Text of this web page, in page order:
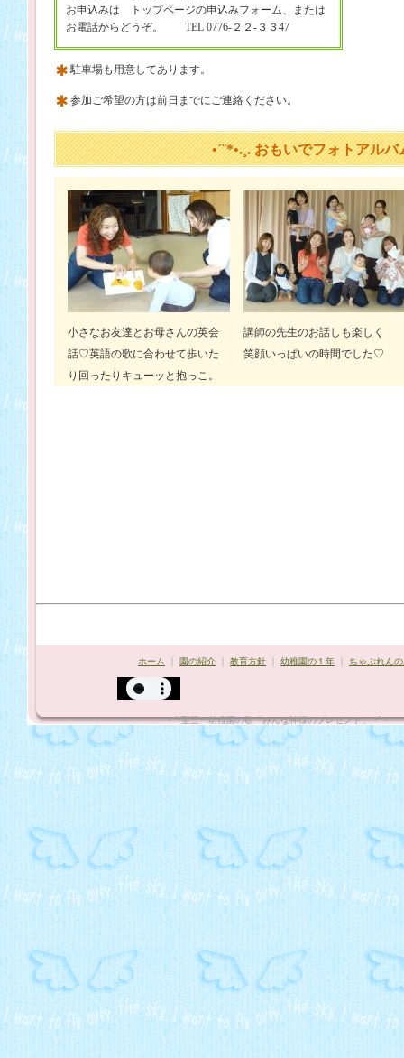
お申込みは トップページの申込みフォーム、または
お電話からどうぞ。 TEL 0776-２２-３３47
駐車場も用意してあります。
参加ご希望の方は前日までにご連絡ください。
•´¨*•.¸. おもいでフォトアルバ
小さなお友達とお母さんの英会
話♡英語の歌に合わせて歩いた
り回ったりキューッと抱っこ。
講師の先生のお話しも楽しく
笑顔いっぱいの時間でした♡
ホーム 園の紹介 教育方針 幼稚園の１年 ちゃぷれん
*¨`•聖三一幼稚園の歌「みんな神様のプレゼント」"•´¨*